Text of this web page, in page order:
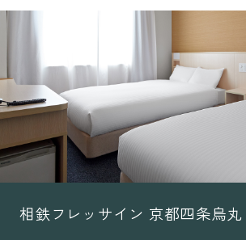
相鉄フレッサイン 京都四条烏丸